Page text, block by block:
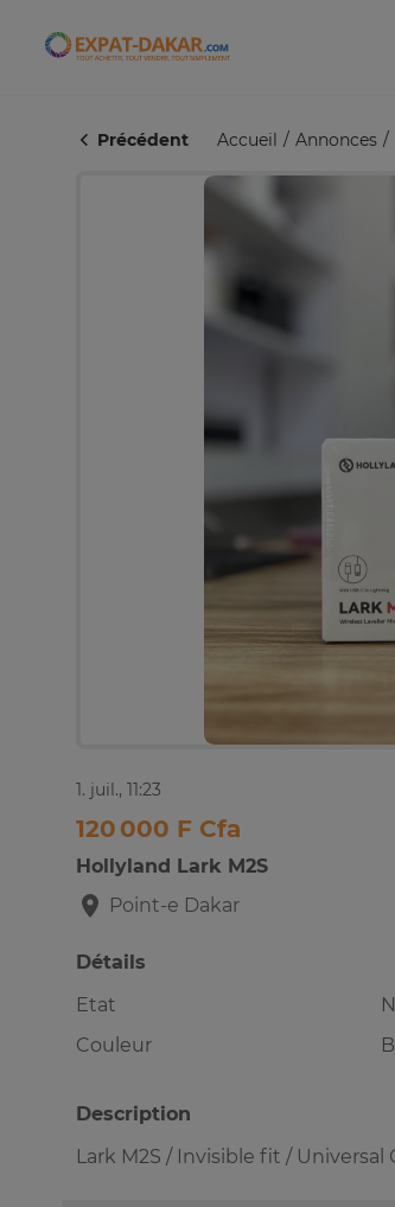
Expat-Dakar
Précédent Accueil Annonces
1. juil., 11:23
120 000 F Cfa
Hollyland Lark M2S
Point-e Dakar
Détails
Etat
Couleur
Description
Lark M2S / Invisible fit /